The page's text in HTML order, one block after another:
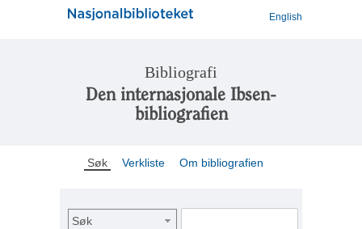
English
Bibliografi
Den internasjonale Ibsen-
bibliografien
Søk Verkliste Om bibliografien
Søk